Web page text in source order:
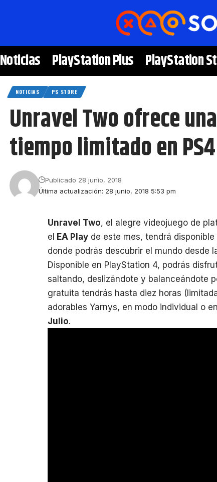
Noticias PlayStation Plus PlayStation
NOTICIAS PS STORE
Unravel Two ofrece
tiempo limitado en PS4
Última actualización: 28 junio, 2018 5:53 pm
Publicado 28 junio, 2018
Unravel Two, el alegre videojuego de
el EA Play de este mes, tendrá
donde podrás descubrir el mundo desde
Disponible en PlayStation 4, podrás
saltando, deslizándote y balanceándote
gratuita tendrás hasta diez horas
adorables Yarnys, en modo individual o
Julio.